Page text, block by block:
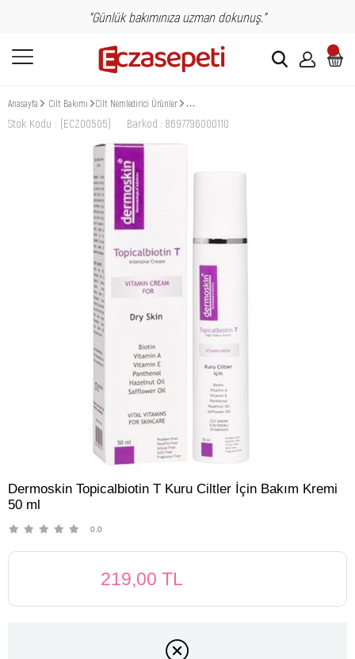
"Günlük bakımınıza uzman dokunuş."
Anasayfa Cilt Bakımı Cilt Nemledirici Ürünler Dermoskin Topicalbiotin T Kuru Ciltler İçin
Stok Kodu (ECZ00505) Barkod : 8697796000110
Dermoskin Topicalbiotin T Kuru Ciltler İçin Bakım Kremi
50 ml
0.0
219,00 TL